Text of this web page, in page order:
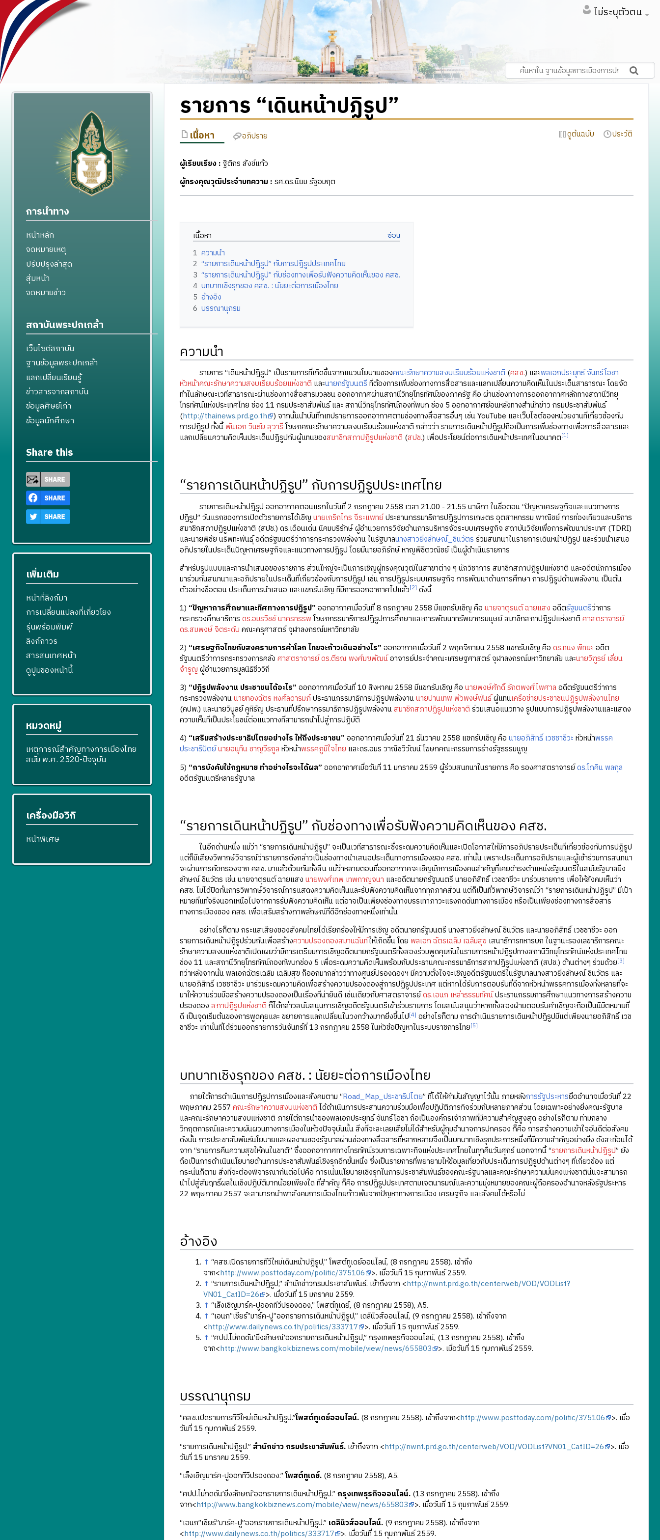
ไม่ระบุตัวตน
รายการ “เดินหน้าปฏิรูป”
เนื้อหา อภิปราย ดูต้นฉบับ ประวัติ
ผู้เรียบเรียง : ฐิติกร สังข์แก้ว
ผู้ทรงคุณวุฒิประจำบทความ : รศ.ดร.นิยม รัฐอมฤต
เนื้อหา
1 ความนำ
2 “รายการเดินหน้าปฏิรูป” กับการปฏิรูปประเทศไทย
3 “รายการเดินหน้าปฏิรูป” กับช่องทางเพื่อรับฟังความคิดเห็นของ คสช.
4 บทบาทเชิงรุกของ คสช. : นัยยะต่อการเมืองไทย
5 อ้างอิง
6 บรรณานุกรม
ความนำ
รายการ “เดินหน้าปฏิรูป” เป็นรายการที่เกิดขึ้นจากแนวนโยบายของคณะรักษาความสงบเรียบร้อยแห่งชาติ (คสช.) และพลเอกประยุทธ์ จันทร์โอชา
หัวหน้าคณะรักษาความสงบเรียบร้อยแห่งชาติ และนายกรัฐมนตรี ที่ต้องการเพิ่มช่องทางการสื่อสารและแลกเปลี่ยนความคิดเห็นในประเด็นสาธารณะ โดยจัด
ทำในลักษณะเวทีสาธารณะผ่านช่องทางสื่อสารมวลชน ออกอากาศผ่านสถานีวิทยุโทรทัศน์ของภาครัฐ คือ ผ่านช่องทางการออกอากาศหลักทางสถานีวิทยุ
โทรทัศน์แห่งประเทศไทย ช่อง 11 กรมประชาสัมพันธ์ และ สถานีวิทยุโทรทัศน์กองทัพบก ช่อง 5 ออกอากาศย้อนหลังทางสำนักข่าว กรมประชาสัมพันธ์
(http://thainews.prd.go.th ) จากนั้นนำบันทึกเทปรายการออกอากาศตามช่องทางสื่อสารอื่นๆ เช่น YouTube และเว็บไซต์ของหน่วยงานที่เกี่ยวข้องกับ
การปฏิรูป ทั้งนี้พันเอก วินธัย สุวารีโฆษกคณะรักษาความสงบเรียบร้อยแห่งชาติ กล่าวว่า รายการเดินหน้าปฏิรูปถือเป็นการเพิ่มช่องทางเพื่อการสื่อสารและ
แลกเปลี่ยนความคิดเห็นประเด็นปฏิรูปกับผู้แทนของสมาชิกสภาปฏิรูปแห่งชาติ (สปช.) เพื่อประโยชน์ต่อการเดินหน้าประเทศในอนาคต[1]
“รายการเดินหน้าปฏิรูป” กับการปฏิรูปประเทศไทย
รายการเดินหน้าปฏิรูป ออกอากาศตอนแรกในวันที่ 2 กรกฎาคม 2558 เวลา 21.00 - 21.55 นาฬิกา ในชื่อตอน “ปัญหาเศรษฐกิจและแนวทางการ
ปฏิรูป” วันแรกของการเปิดตัวรายการได้เชิญ นายเกริกไกร จีระแพทย์ประธานกรรมาธิการปฏิรูปการเกษตร อุตสาหกรรม พาณิชย์ การท่องเที่ยวและบริการ
สมาชิกสภาปฏิรูปแห่งชาติ (สปช.) ดร.เดือนเด่น นิคมบริรักษ์ ผู้อำนวยการวิจัยด้านการบริหารจัดระบบเศรษฐกิจ สถาบันวิจัยเพื่อการพัฒนาประเทศ (TDRI)
และนายพิชัย นริพทะพันธุ์ อดีตรัฐมนตรีว่าการกระทรวงพลังงาน ในรัฐบาลนางสาวยิ่งลักษณ์_ชินวัตร ร่วมสนทนาในรายการเดินหน้าปฏิรูป และร่วมนำเสนอ
อภิปรายในประเด็นปัญหาเศรษฐกิจและแนวทางการปฏิรูป โดยมีนายอภิรักษ์ หาญพิชิตวณิชย์ เป็นผู้ดำเนินรายการ
สำหรับรูปแบบและการนำเสนอของรายการ ส่วนใหญ่จะเป็นการเชิญผู้ทรงคุณวุฒิในสาขาต่าง ๆ นักวิชาการ สมาชิกสภาปฏิรูปแห่งชาติ และอดีตนักการเมือง
มาร่วมกันสนทนาและอภิปรายในประเด็นที่เกี่ยวข้องกับการปฏิรูป เช่น การปฏิรูประบบเศรษฐกิจ การพัฒนาด้านการศึกษา การปฏิรูปด้านพลังงาน เป็นต้น
ตัวอย่างชื่อตอน ประเด็นการนำเสนอ และแขกรับเชิญ ที่มีการออกอากาศไปแล้ว[2] ดังนี้
1) “ปัญหาการศึกษาและทิศทางการปฏิรูป” ออกอากาศเมื่อวันที่ 8 กรกฎาคม 2558 มีแขกรับเชิญ คือ นายจาตุรนต์ ฉายแสง อดีตรัฐมนตรีว่าการ
กระทรวงศึกษาธิการ ดร.อมรวิชช์ นาครทรรพโฆษกกรรมาธิการปฏิรูปการศึกษาและการพัฒนาทรัพยากรมนุษย์ สมาชิกสภาปฏิรูปแห่งชาติ ศาสตราจารย์
ดร.สมพงษ์ จิตระดับ คณะครุศาสตร์ จุฬาลงกรณ์มหาวิทยาลัย
2) “เศรษฐกิจไทยกับสงครามการค้าโลก ไทยจะก้าวเดินอย่างไร” ออกอากาศเมื่อวันที่ 2 พฤศจิกายน 2558 แขกรับเชิญ คือ ดร.ทนง พิทยะ อดีต
รัฐมนตรีว่าการกระทรวงการคลัง ศาสตราจารย์ ดร.ตีรณ พงศ์มฆพัฒน์อาจารย์ประจำคณะเศรษฐศาสตร์ จุฬาลงกรณ์มหาวิทยาลัย และนายวิฑูรย์ เลี่ยน
จำรูญ ผู้อำนวยการมูลนิธิชีววิถี
3) “ปฏิรูปพลังงาน ประชาชนได้อะไร” ออกอากาศเมื่อวันที่ 10 สิงหาคม 2558 มีแขกรับเชิญ คือ นายพงษ์ศักดิ์ รักตพงศ์ไพศาล อดีตรัฐมนตรีว่าการ
กระทรวงพลังงานนายทองฉัตร หงศ์ลดารมภ์ประธานกรรมาธิการปฏิรูปพลังงานนายปานเทพ พัวพงษ์พันธ์ผู้แทนเครือข่ายประชาชนปฏิรูปพลังงานไทย
(คปพ.) และนายวิบูลย์ คูหิรัญ ประธานที่ปรึกษากรรมาธิการปฏิรูปพลังงานสมาชิกสภาปฏิรูปแห่งชาติ ร่วมเสนอแนวทาง รูปแบบการปฏิรูปพลังงานและแสดง
ความเห็นที่เป็นประโยชน์ต่อแนวทางที่สามารถนำไปสู่การปฏิบัติ
4) “เสริมสร้างประชาธิปไตยอย่างไร ให้ถึงประชาชน” ออกอากาศเมื่อวันที่ 21 ธันวาคม 2558 แขกรับเชิญ คือ นายอภิสิทธิ์ เวชชาชีวะ หัวหน้าพรรค
ประชาธิปัตย์นายอนุทิน ชาญวีรกูล หัวหน้าพรรคภูมิใจไทย และดร.อมร วาณิชวิวัฒน์ โฆษกคณะกรรมการร่างรัฐธรรมนูญ
5) “การบังคับใช้กฎหมาย ทำอย่างไรจะได้ผล” ออกอากาศเมื่อวันที่ 11 มกราคม 2559 ผู้ร่วมสนทนาในรายการ คือ รองศาสตราจารย์ดร.โภคิน พลกุล
อดีตรัฐมนตรีหลายรัฐบาล
“รายการเดินหน้าปฏิรูป” กับช่องทางเพื่อรับฟังความคิดเห็นของ คสช.
ในอีกด้านหนึ่ง แม้ว่า “รายการเดินหน้าปฏิรูป” จะเป็นเวทีสาธารณะซึ่งระดมความคิดเห็นและเปิดโอกาสให้มีการอภิปรายประเด็นที่เกี่ยวข้องกับการปฏิรูป
แต่ก็มีเสียงวิพากษ์วิจารณ์ว่ารายการดังกล่าวเป็นช่องทางนำเสนอประเด็นทางการเมืองของ คสช. เท่านั้น เพราะประเด็นการอภิปรายและผู้เข้าร่วมการสนทนา
จะผ่านการคัดกรองจาก คสช. มาแล้วด้วยกันทั้งสิ้น แม้ว่าหลายตอนที่ออกอากาศจะเชิญนักการเมืองคนสำคัญที่เคยดำรงตำแหน่งรัฐมนตรีในสมัยรัฐบาลยิ่ง
ลักษณ์ ชินวัตร เช่น นายจาตุรนต์ ฉายแสง นายพงศ์เทพ เทพกาญจนา และอดีตนายกรัฐมนตรี นายอภิสิทธิ์ เวชชาชีวะ มาร่วมรายการ เพื่อให้สังคมเห็นว่า
คสช. ไม่ได้ปิดกั้นการวิพากษ์วิจารณ์การแสดงความคิดเห็นและรับฟังความคิดเห็นจากทุกภาคส่วน แต่ก็เป็นที่วิพากษ์วิจารณ์ว่า “รายการเดินหน้าปฏิรูป” มีเป้า
หมายที่แท้จริงนอกเหนือไปจากการรับฟังความคิดเห็น แต่อาจเป็นเพียงช่องทางบรรเทาภาวะแรงกดดันทางการเมือง หรือเป็นเพียงช่องทางการสื่อสาร
ทางการเมืองของ คสช. เพื่อเสริมสร้างภาพลักษณ์ที่ดีอีกช่องทางหนึ่งเท่านั้น
อย่างไรก็ตาม กระแสเสียงของสังคมไทยได้เรียกร้องให้มีการเชิญ อดีตนายกรัฐมนตรี นางสาวยิ่งลักษณ์ ชินวัตร และนายอภิสิทธิ์ เวชชาชีวะ ออก
รายการเดินหน้าปฏิรูปร่วมกันเพื่อสร้างความปรองดองสมานฉันท์ให้เกิดขึ้น โดย พลเอก ฉัตรเฉลิม เฉลิมสุข เสนาธิการทหารบก ในฐานะรองเลขาธิการคณะ
รักษาความสงบแห่งชาติเปิดเผยว่ามีการเตรียมการเชิญอดีตนายกรัฐมนตรีทั้งสองร่วมพูดคุยกันในรายการหน้าปฏิรูปทางสถานีวิทยุโทรทัศน์แห่งประเทศไทย
ช่อง 11 และสถานีวิทยุโทรทัศน์กองทัพบกช่อง 5 เพื่อระดมความคิดเห็นพร้อมกับประธานคณะกรรมาธิการสภาปฏิรูปแห่งชาติ (สปช.) ด้านต่างๆ ร่วมด้วย[3]
ทว่าหลังจากนั้น พลเอกฉัตรเฉลิม เฉลิมสุข ก็ออกมากล่าวว่าทางศูนย์ปรองดองฯ มีความตั้งใจจะเชิญอดีตรัฐมนตรีในรัฐบาลนางสาวยิ่งลักษณ์ ชินวัตร และ
นายอภิสิทธิ์ เวชชาชีวะ มาร่วมระดมความคิดเพื่อสร้างความปรองดองสู่การปฏิรูปประเทศ แต่หากได้รับการตอบรับที่ดีจากหัวหน้าพรรคการเมืองทั้งหลายที่จะ
มาให้ความร่วมมือสร้างความปรองดองเป็นเรื่องที่น่ายินดี เช่นเดียวกับศาสตราจารย์ดร.เอนก เหล่าธรรมทัศน์ประธานกรรมการศึกษาแนวทางการสร้างความ
ปรองดอง สภาปฏิรูปแห่งชาติ ก็ได้กล่าวสนับสนุนการเชิญอดีตรัฐมนตรีเข้าร่วมรายการ โดยสนับสนุนว่าหากทั้งสองฝ่ายตอบรับคำเชิญจะถือเป็นนิมิตหมายที่
ดี เป็นจุดเริ่มต้นของการพูดคุยและ ขยายการแลกเปลี่ยนในวงกว้างมากยิ่งขึ้นไป[4] อย่างไรก็ตาม การดำเนินรายการเดินหน้าปฏิรูปมีแต่เพียงนายอภิสิทธิ์ เวช
ชาชีวะ เท่านั้นที่ได้ร่วมออกรายการวันจันทร์ที่ 13 กรกฎาคม 2558 ในหัวข้อปัญหาในระบบราชการไทย[5]
บทบาทเชิงรุกของ คสช. : นัยยะต่อการเมืองไทย
ภายใต้การดำเนินการปฏิรูปการเมืองและสังคมตาม “Road_Map_ประชาธิปไตย” ที่ได้ให้คำมั่นสัญญาไว้นั้น ภายหลังการรัฐประหารยึดอำนาจเมื่อวันที่ 22
พฤษภาคม 2557 คณะรักษาความสงบแห่งชาติ ได้ดำเนินการประสานความร่วมมือเพื่อปฏิบัติภารกิจร่วมกับหลายภาคส่วน โดยเฉพาะอย่างยิ่งคณะรัฐบาล
และคณะรักษาความสงบแห่งชาติ ภายใต้การนำของพลเอกประยุทธ์ จันทร์โอชา ถือเป็นองค์กรเจ้าภาพที่มีความสำคัญสูงสุด อย่างไรก็ตาม ท่ามกลาง
วิกฤตการณ์และความผันผวนทางการเมืองในห้วงปัจจุบันนั้น สิ่งที่จะละเลยเสียไม่ได้สำหรับผู้กุมอำนาจการปกครอง ก็คือ การสร้างความเข้าใจอันดีต่อสังคม
ดังนั้น การประชาสัมพันธ์นโยบายและผลงานของรัฐบาลผ่านช่องทางสื่อสารที่หลากหลายจึงเป็นบทบาทเชิงรุกประการหนึ่งที่มีความสำคัญอย่างยิ่ง ดังสะท้อนได้
จาก “รายการคืนความสุขให้คนในชาติ” ซึ่งออกอากาศทางโทรทัศน์รวมการเฉพาะกิจแห่งประเทศไทยในทุกคืนวันศุกร์ นอกจากนี้ “รายการเดินหน้าปฏิรูป” ยัง
ถือเป็นการดำเนินนโยบายด้านการประชาสัมพันธ์เชิงรุกอีกขั้นหนึ่ง ซึ่งเป็นรายการที่พยายามให้ข้อมูลเกี่ยวกับประเด็นการปฏิรูปด้านต่างๆ ที่เกี่ยวข้อง แต่
กระนั้นก็ตาม สิ่งที่จะต้องพิจารณากันต่อไปคือ การเน้นนโยบายเชิงรุกในการประชาสัมพันธ์ของคณะรัฐบาลและคณะรักษาความมั่นคงแห่งชาตินั้นจะสามารถ
นำไปสู่สัมฤทธิ์ผลในเชิงปฏิบัติมากน้อยเพียงใด ที่สำคัญ ก็คือ การปฏิรูปประเทศตามเจตนารมณ์และความมุ่งหมายของคณะผู้ถือครองอำนาจหลังรัฐประหาร
22 พฤษภาคม 2557 จะสามารถนำพาสังคมการเมืองไทยก้าวพ้นจากปัญหาทางการเมือง เศรษฐกิจ และสังคมได้หรือไม่
อ้างอิง
↑ “คสช.เปิดรายการทีวีใหม่เดินหน้าปฏิรูป,” โพสต์ทูเดย์ออนไลน์, (8 กรกฎาคม 2558). เข้าถึง
จาก<http://www.posttoday.com/politic/375106 >. เมื่อวันที่ 15 กุมภาพันธ์ 2559.
↑ “รายการเดินหน้าปฏิรูป,” สำนักข่าวกรมประชาสัมพันธ์. เข้าถึงจาก <http://nwnt.prd.go.th/centerweb/VOD/VODList?
VN01_CatID=26 >. เมื่อวันที่ 15 มกราคม 2559.
↑ “เล็งเชิญมาร์ค-ปูออกทีวีปรองดอง,” โพสต์ทูเดย์, (8 กรกฎาคม 2558), A5.
↑ “เอนก”เชียร์”มาร์ค-ปู”ออกรายการเดินหน้าปฏิรูป,” เดลินิวส์ออนไลน์, (9 กรกฎาคม 2558). เข้าถึงจาก
<http://www.dailynews.co.th/politics/333717 >. เมื่อวันที่ 15 กุมภาพันธ์ 2559.
↑ “ศปป.ไม่กดดัน’ยิ่งลักษณ์’ออกรายการเดินหน้าปฏิรูป,” กรุงเทพธุรกิจออนไลน์, (13 กรกฎาคม 2558). เข้าถึง
จาก<http://www.bangkokbiznews.com/mobile/view/news/655803 >. เมื่อวันที่ 15 กุมภาพันธ์ 2559.
บรรณานุกรม
“คสช.เปิดรายการทีวีใหม่เดินหน้าปฏิรูป.”โพสต์ทูเดย์ออนไลน์.(8 กรกฎาคม 2558). เข้าถึงจาก<http://www.posttoday.com/politic/375106 >. เมื่อ
วันที่ 15 กุมภาพันธ์ 2559.
“รายการเดินหน้าปฏิรูป.” สำนักข่าว กรมประชาสัมพันธ์.เข้าถึงจาก <http://nwnt.prd.go.th/centerweb/VOD/VODList?VN01_CatID=26 >. เมื่อ
วันที่ 15 มกราคม 2559.
“เล็งเชิญมาร์ค-ปูออกทีวีปรองดอง.”โพสต์ทูเดย์.(8 กรกฎาคม 2558), A5.
“ศปป.ไม่กดดัน’ยิ่งลักษณ์’ออกรายการเดินหน้าปฏิรูป.” กรุงเทพธุรกิจออนไลน์.(13 กรกฎาคม 2558). เข้าถึง
จาก<http://www.bangkokbiznews.com/mobile/view/news/655803 >. เมื่อวันที่ 15 กุมภาพันธ์ 2559.
“เอนก”เชียร์”มาร์ค-ปู”ออกรายการเดินหน้าปฏิรูป.” เดลินิวส์ออนไลน์.(9 กรกฎาคม 2558). เข้าถึงจาก
<http://www.dailynews.co.th/politics/333717 >. เมื่อวันที่ 15 กุมภาพันธ์ 2559.
การนำทาง
หน้าหลัก
จดหมายเหตุ
ปรับปรุงล่าสุด
สุ่มหน้า
จดหมายข่าว
สถาบันพระปกเกล้า
เว็บไซต์สถาบัน
ฐานข้อมูลพระปกเกล้า
แลกเปลี่ยนเรียนรู้
ข่าวสารจากสถาบัน
ข้อมูลศิษย์เก่า
ข้อมูลนักศึกษา
Share this
เพิ่มเติม
หน้าที่ลิงก์มา
การเปลี่ยนแปลงที่เกี่ยวโยง
รุ่นพร้อมพิมพ์
ลิงก์ถาวร
สารสนเทศหน้า
ดูปูมของหน้านี้
หมวดหมู่
เหตุการณ์สำคัญทางการเมืองไทย
สมัย พ.ศ. 2520-ปัจจุบัน
เครื่องมือวิกิ
หน้าพิเศษ